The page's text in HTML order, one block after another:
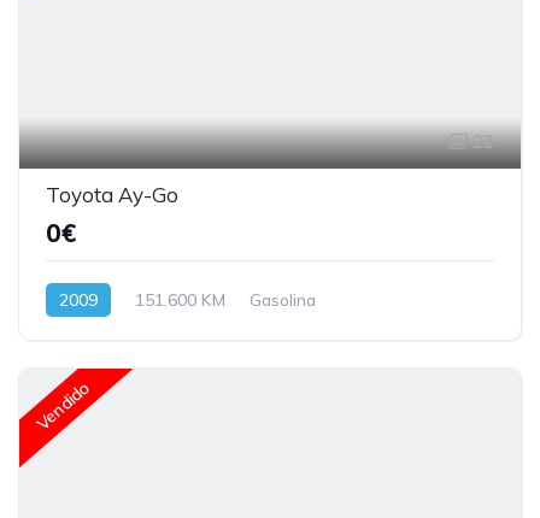
22
Toyota Ay-Go
0€
2009 151.600 KM Gasolina
Vendido